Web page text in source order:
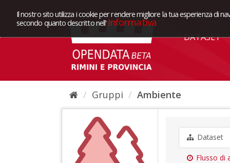
Il nostro sito utilizza i cookie per rendere migliore la tua esperienza di
secondo quanto descritto nell' Informativa
DATASET
Gruppi Ambiente
Dataset
Flusso di